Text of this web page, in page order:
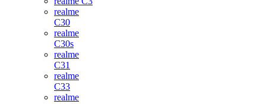
realme
C30
realme
C30s
realme
C31
realme
C33
realme